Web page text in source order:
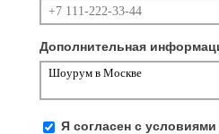
Дополнительная
Я согласен с условиями